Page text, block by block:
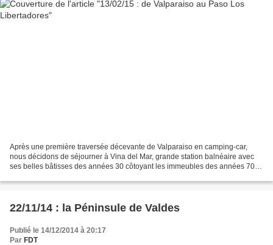
Après une première traversée décevante de Valparaiso en camping-car,
nous décidons de séjourner à Vina del Mar, grande station balnéaire avec
ses belles bâtisses des années 30 côtoyant les immeubles des années 70.
22/11/14 : la Péninsule de Valdes
Publié le 14/12/2014 à 20:17
Par FDT